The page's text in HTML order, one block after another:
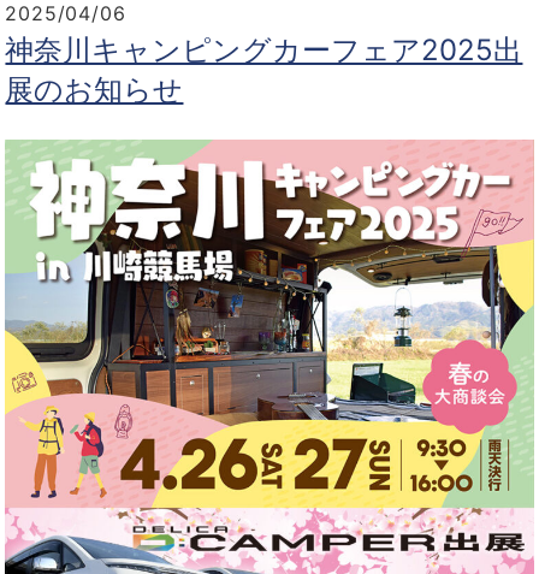
2025/04/06
神奈川キャンピングカーフェア2025出
展のお知らせ